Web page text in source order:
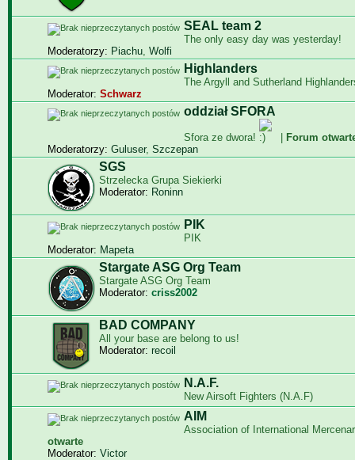
SEAL team 2
The only easy day was yesterday!
Moderatorzy: Piachu, Wolfi
Highlanders
The Argyll and Sutherland
Moderator: Schwarz
oddział SFORA
Sfora ze dwora!
Forum
Moderatorzy: Guluser, Szczepan
SGS
Strzelecka Grupa Siekierki
Moderator: Roninn
PIK
PIK
Moderator: Mapeta
Stargate ASG Org Team
Stargate ASG Org Team
Moderator: criss2002
BAD COMPANY
All your base are belong to us!
Moderator: recoil
N.A.F.
New Airsoft Fighters (N.A.F)
AIM
Association of International
otwarte
Moderator: Victor